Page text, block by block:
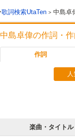
歌詞検索UtaTen 中島卓
中島卓偉の作詞・
作詞
楽曲・タイトル